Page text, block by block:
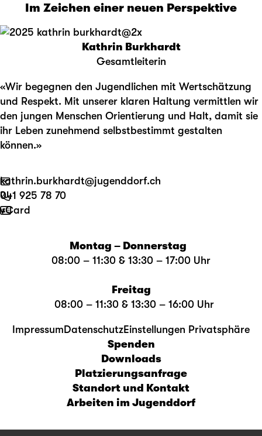
Im Zeichen einer neuen Perspektive
Kathrin Burkhardt
Gesamtleiterin
«Wir begegnen den Jugendlichen mit Wertschätzung
und Respekt. Mit unserer klaren Haltung vermittlen wir
den jungen Menschen Orientierung und Halt, damit sie
ihr Leben zunehmend selbstbestimmt gestalten
können.»
kathrin.burkhardt@jugenddorf.ch
041 925 78 70
vCard
Montag – Donnerstag
08:00 – 11:30 & 13:30 – 17:00 Uhr
Freitag
08:00 – 11:30 & 13:30 – 16:00 Uhr
Impressum DatenschutzEinstellungen Privatsphäre
Spenden
Downloads
Platzierungsanfrage
Standort und Kontakt
Arbeiten im Jugenddorf